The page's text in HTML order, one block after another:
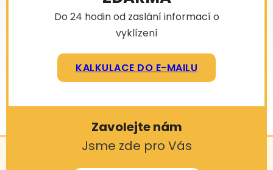
Do 24 hodin od zaslání informací o
vyklízení
KALKULACE DO E-MAILU
Zavolejte nám
Jsme zde pro Vás